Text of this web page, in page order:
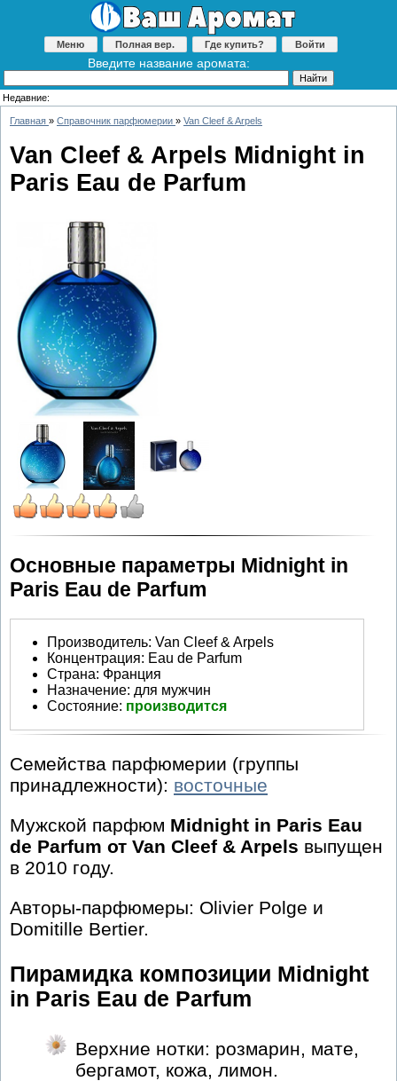
Меню Полная вер. Где купить? Войти
Введите название аромата:
Недавние:
Главная » Справочник парфюмерии » Van Cleef & Arpels
Van Cleef & Arpels Midnight in
Paris Eau de Parfum
Основные параметры Midnight in
Paris Eau de Parfum
Производитель: Van Cleef & Arpels
Концентрация: Eau de Parfum
Страна: Франция
Назначение: для мужчин
Состояние: производится
Семейства парфюмерии (группы
принадлежности): восточные
Мужской парфюм Midnight in Paris Eau
de Parfum от Van Cleef & Arpels выпущен
в 2010 году.
Авторы-парфюмеры: Olivier Polge и
Domitille Bertier.
Пирамидка композиции Midnight
in Paris Eau de Parfum
Верхние нотки: розмарин, мате,
бергамот, кожа, лимон.